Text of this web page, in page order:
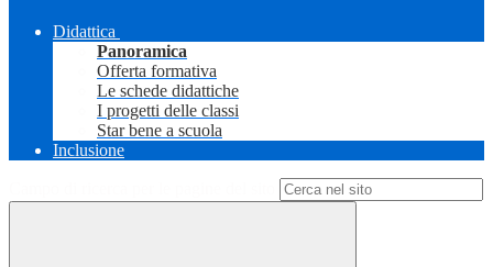
Didattica
Panoramica
Offerta formativa
Le schede didattiche
I progetti delle classi
Star bene a scuola
Inclusione